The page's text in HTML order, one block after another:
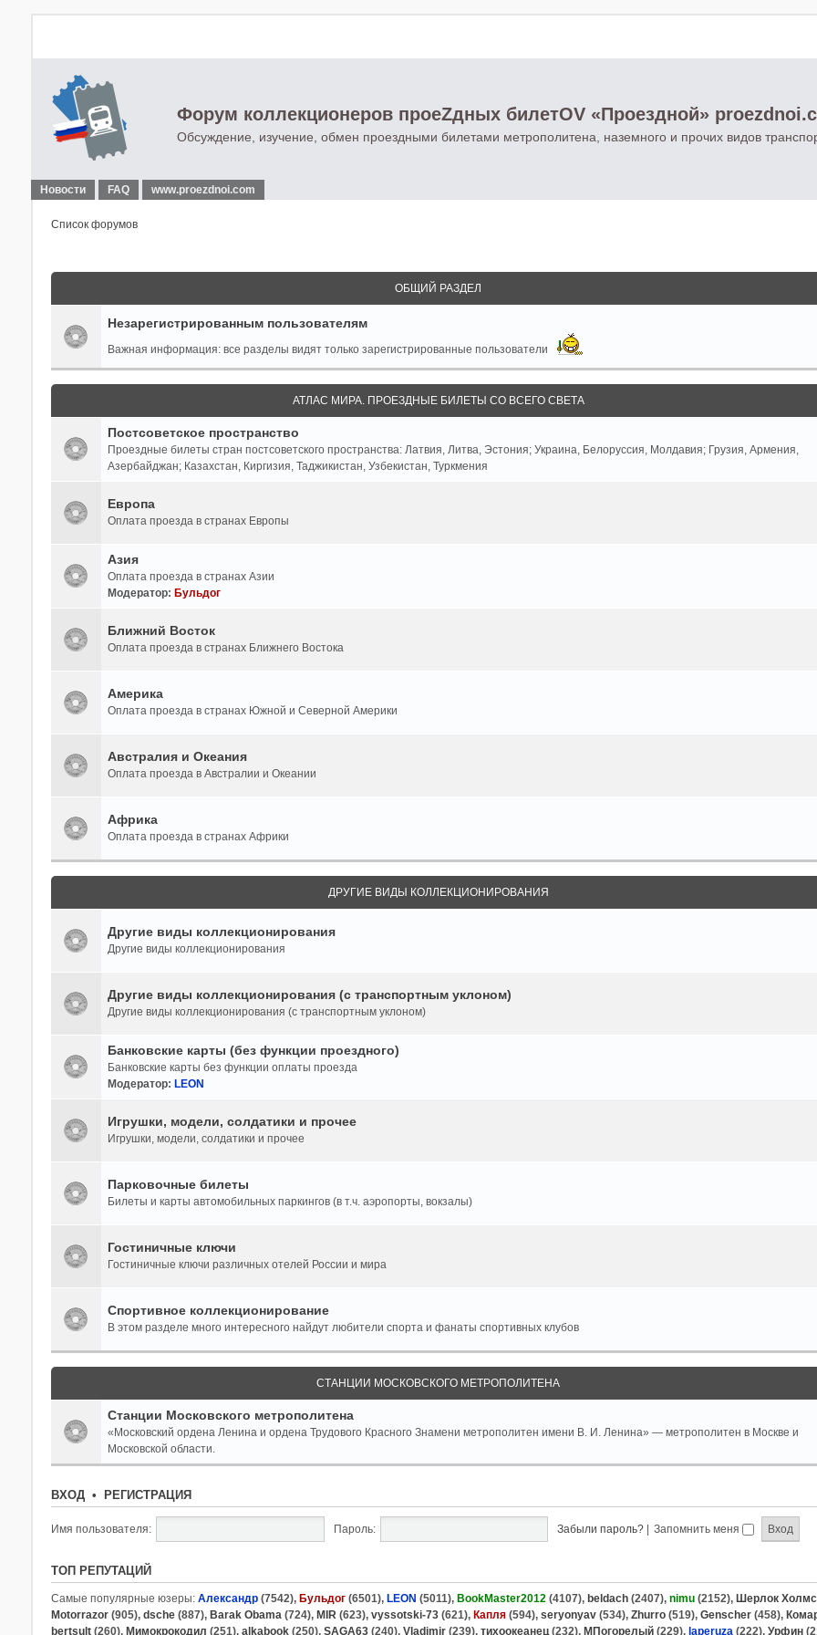
Новости FAQ www.proezdnoi.com
Форум коллекционеров проеZдных билетOV «Проездной»
Обсуждение, изучение, обмен проездными билетами метрополитена, наземного и прочих видов
Список форумов
ОБЩИЙ РАЗДЕЛ
Незарегистрированным пользователям
Важная информация: все разделы видят только зарегистрированные пользователи
АТЛАС МИРА. ПРОЕЗДНЫЕ БИЛЕТЫ СО ВСЕГО СВЕТА
Постсоветское пространство
Проездные билеты стран постсоветского пространства: Латвия, Литва, Эстония; Украина, Белоруссия, Молдавия; Грузия, Армения,
Азербайджан; Казахстан, Киргизия, Таджикистан, Узбекистан, Туркмения
Европа
Оплата проезда в странах Европы
Азия
Оплата проезда в странах Азии
Модератор: Бульдог
Ближний Восток
Оплата проезда в странах Ближнего Востока
Америка
Оплата проезда в странах Южной и Северной Америки
Австралия и Океания
Оплата проезда в Австралии и Океании
Африка
Оплата проезда в странах Африки
ДРУГИЕ ВИДЫ КОЛЛЕКЦИОНИРОВАНИЯ
Другие виды коллекционирования
Другие виды коллекционирования
Другие виды коллекционирования (с транспортным уклоном)
Другие виды коллекционирования (с транспортным уклоном)
Банковские карты (без функции проездного)
Банковские карты без функции оплаты проезда
Модератор: LEON
Игрушки, модели, солдатики и прочее
Игрушки, модели, солдатики и прочее
Парковочные билеты
Билеты и карты автомобильных паркингов (в т.ч. аэропорты, вокзалы)
Гостиничные ключи
Гостиничные ключи различных отелей России и мира
Спортивное коллекционирование
В этом разделе много интересного найдут любители спорта и фанаты спортивных клубов
СТАНЦИИ МОСКОВСКОГО МЕТРОПОЛИТЕНА
Станции Московского метрополитена
«Московский ордена Ленина и ордена Трудового Красного Знамени метрополитен имени В. И. Ленина» — метрополитен в Москве и
Московской области.
ВХОД• РЕГИСТРАЦИЯ
Имя пользователя: Пароль: Забыли пароль? Запомнить меня
ТОП РЕПУТАЦИЙ
Самые популярные юзеры: Александр(7542), Бульдог(6501), LEON (5011), BookMaster2012(4107), beldach(2407), nimu(2152), Шерлок Холмс
Motorrazor(905), dsche(887), Barak Obama(724), MIR(623), vyssotski-73(621), Капля(594), seryonyav(534), Zhurro(519), Genscher(458),
bertsult(260), Мимокрокодил (251), alkabook(250), SAGA63(240), Vladimir(239), тихоокеанец(232), МПогорелый(229), laperuza(222), Урфин